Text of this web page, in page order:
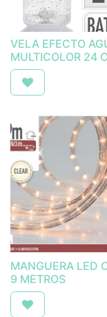
VELA EFECTO
MULTICOLOR 24
MANGUERA LED
9 METROS